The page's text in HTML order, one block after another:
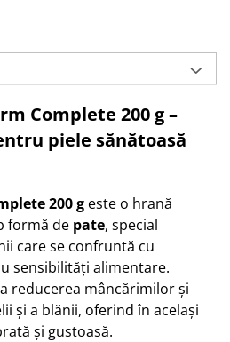
Complete 200 g –
piele sănătoasă
200 g este o hrană
formă de pate, special
care se confruntă cu
sensibilități alimentare.
reducerea mâncărimilor și
și a blănii, oferind în același
și gustoasă.